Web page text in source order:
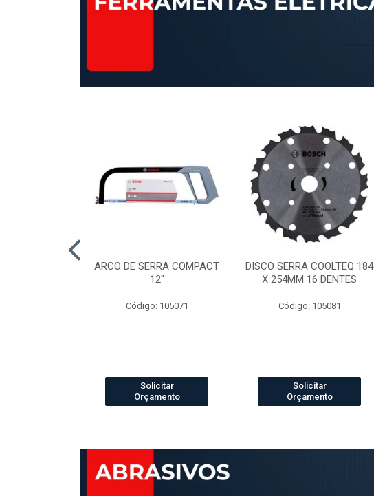
ARCO DE SERRA COMPACT
12"
Código: 105071
Solicitar
Orçamento
DISCO SERRA COOLTEQ 184
X 254MM 16 DENTES
Código: 105081
Solicitar
Orçamento